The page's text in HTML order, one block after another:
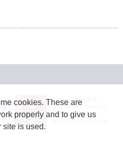
JASRAC許諾番号：
9024936001Y45037
JASRAC許諾番号：
cookies. These are
properly and to give us
site is used.